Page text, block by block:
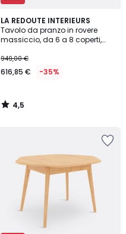
LA REDOUTE INTERIEURS
Tavolo da pranzo in rovere
massiccio, da 6 a 8 coperti,
949,00 €
616,85 € -35%
4,5
/ 5
4,5
/